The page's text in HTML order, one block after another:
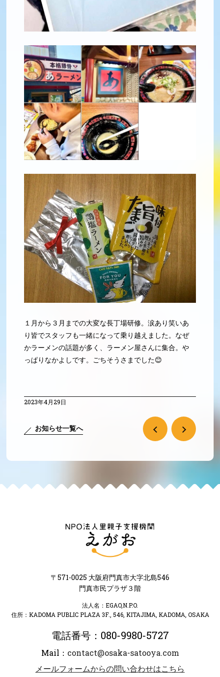
１月から３月までの大変な長丁場研修。涙あり笑いあ
り皆でスタッフも一緒になって乗り越えました。なぜ
かラーメンの話題が多く、ラーメン屋さんに集合。や
っぱりなかよしです。ごちそうさまでした😊
2023年4月29日
お知らせ一覧へ
〒571-0025 大阪府門真市大字北島546
門真市民プラザ３階
法人名：EGAO,N.P.O.
住所：KADOMA PUBLIC PLAZA 3F., 546, KITAJIMA, KADOMA, OSAKA
電話番号：080-9980-5727
Mail： contact@osaka-satooya.com
メールフォームからの問い合わせはこちら